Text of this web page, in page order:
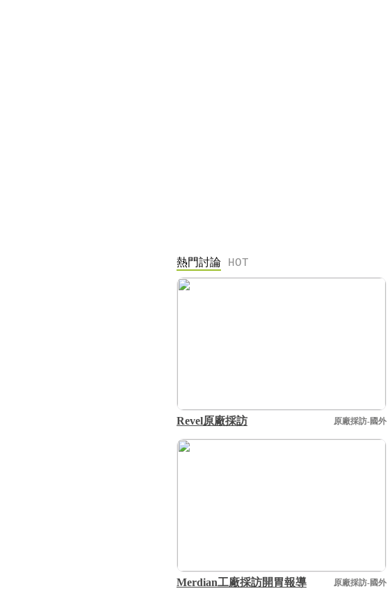
熱門討論 HOT
Revel原廠採訪 原廠採訪-國外
Merdian工廠採訪開胃報導 原廠採訪-國外